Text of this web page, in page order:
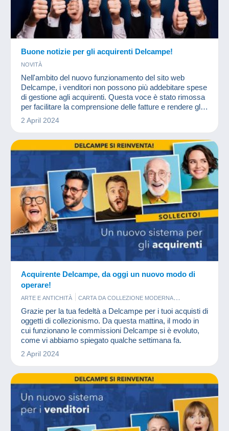
Buone notizie per gli acquirenti Delcampe!
NOVITÀ
Nell'ambito del nuovo funzionamento del sito web
Delcampe, i venditori non possono più addebitare spese
di gestione agli acquirenti. Questa voce è stato rimossa
per facilitare la comprensione delle fatture e rendere gli
acquisti più trasparenti.
2 April 2024
Acquirente Delcampe, da oggi un nuovo modo di
operare!
ARTE E ANTICHITÀ
CARTA DA COLLEZIONE MODERNA
CARTOLINE
FOTOGRAFIA FRANCOBOLLI
FUMETTI
MONETE & BANCONOTE
NOVITÀ
SORPRESINE
VECCHI DOCUMENTI
Grazie per la tua fedeltà a Delcampe per i tuoi acquisti di
oggetti di collezionismo. Da questa mattina, il modo in
cui funzionano le commissioni Delcampe si è evoluto,
come vi abbiamo spiegato qualche settimana fa.
2 April 2024